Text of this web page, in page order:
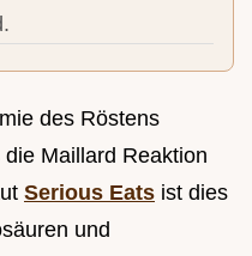
des Röstens
Maillard Reaktion
Serious Eats ist dies
und